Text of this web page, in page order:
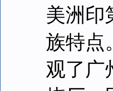
美洲印
族特点
观了广